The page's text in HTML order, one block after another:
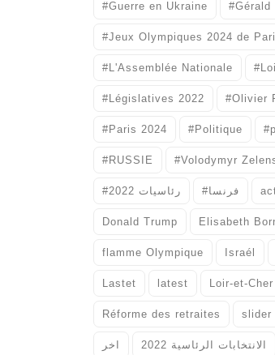
#Guerre en Ukraine #Gérald
#Jeux Olympiques 2024 de
#L'Assemblée Nationale
#Législatives 2022 #Olivier
#Paris 2024 #Politique
#RUSSIE #Volodymyr
#رئاسيات 2022 #فرنسا
Donald Trump Elisabeth
flamme Olympique Israél
Lastet latest Loir-et-Cher
Réforme des retraites slider
اخر الانتخابات الرئاسية 2022